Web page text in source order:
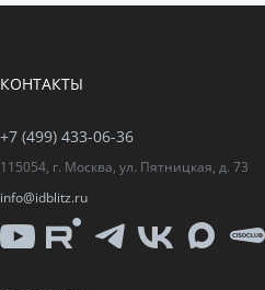
КОНТАКТЫ
+7 (499) 433-06-36
115054, г. Москва, ул. Пятницкая, д. 73
info@idblitz.ru
YouTubeRutubeTelegram
VK Max
CISO